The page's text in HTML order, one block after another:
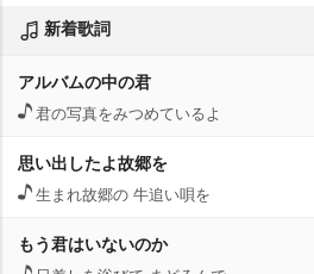
新着歌詞
アルバムの中の君
君の写真をみつめているよ
思い出したよ故郷を
生まれ故郷の 牛追い唄を
もう君はいないのか